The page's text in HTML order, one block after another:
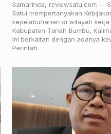
Samarinda, reviewsatu.com —
Satui mempertanyakan
kepelabuhanan di wilayah kerja
Kabupaten Tanah Bumbu,
ini berkaitan dengan adanya
Perintah…